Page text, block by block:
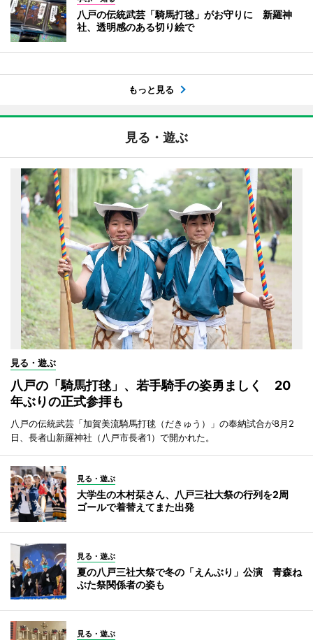
八戸の伝統武芸「騎馬打毬」がお守りに 新羅神
社、透明感のある切り絵で
もっと見る
見る・遊ぶ
見る・遊ぶ
八戸の「騎馬打毬」、若手騎手の姿勇ましく 20
年ぶりの正式参拝も
八戸の伝統武芸「加賀美流騎馬打毬（だきゅう）」の奉納試合が8月2
日、長者山新羅神社（八戸市長者1）で開かれた。
見る・遊ぶ
大学生の木村栞さん、八戸三社大祭の行列を2周
ゴールで着替えてまた出発
見る・遊ぶ
夏の八戸三社大祭で冬の「えんぶり」公演 青森ね
ぶた祭関係者の姿も
見る・遊ぶ